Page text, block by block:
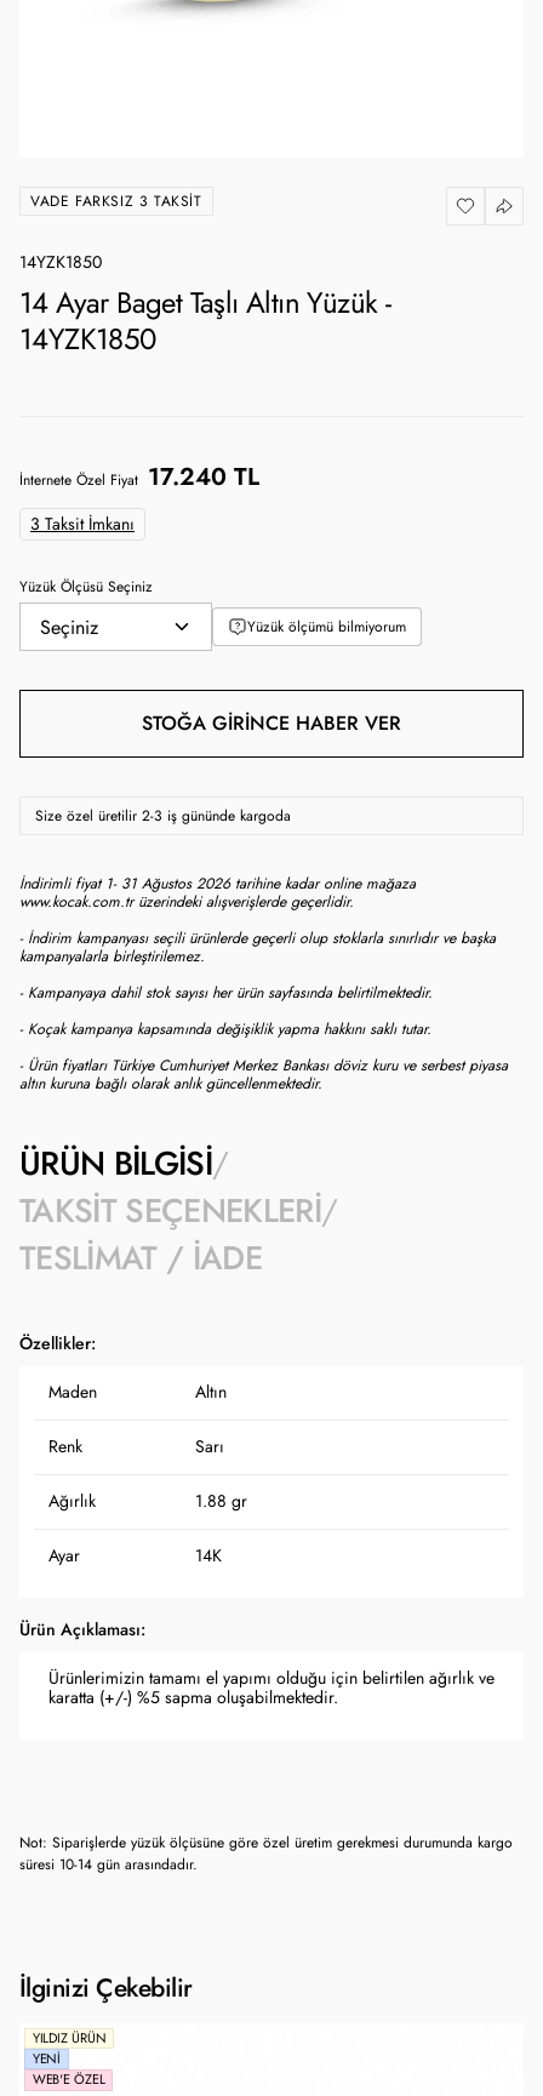
VADE FARKSIZ 3 TAKSIT
14YZK1850
14 Ayar Baget Taşlı Altın Yüzük -
14YZK1850
İnternete Özel Fiyat 17.240 TL
3 Taksit İmkanı
Yüzük Ölçüsü Seçiniz
Yüzük ölçümü bilmiyorum
STOĞA GIRINCE HABER VER
Size özel üretilir 2-3 iş gününde kargoda
İndirimli fiyat 1- 31 Ağustos 2026 tarihine kadar online mağaza
www.kocak.com.tr üzerindeki alışverişlerde geçerlidir.
- İndirim kampanyası seçili ürünlerde geçerli olup stoklarla sınırlıdır ve başka
kampanyalarla birleştirilemez.
- Kampanyaya dahil stok sayısı her ürün sayfasında belirtilmektedir.
- Koçak kampanya kapsamında değişiklik yapma hakkını saklı tutar.
- Ürün fiyatları Türkiye Cumhuriyet Merkez Bankası döviz kuru ve serbest piyasa
altın kuruna bağlı olarak anlık güncellenmektedir.
ÜRÜN BILGISI
TAKSIT SEÇENEKLERI
TESLIMAT / İADE
Özellikler:
Maden Altın
Renk Sarı
Ağırlık 1.88 gr
Ayar 14K
Ürün Açıklaması:
Ürünlerimizin tamamı el yapımı olduğu için belirtilen ağırlık ve
karatta (+/-) %5 sapma oluşabilmektedir.
Not: Siparişlerde yüzük ölçüsüne göre özel üretim gerekmesi durumunda kargo
süresi 10-14 gün arasındadır.
İlginizi Çekebilir
YILDIZ ÜRÜN
YENI
WEB'E ÖZEL